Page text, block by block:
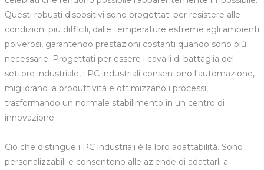
Questi robusti dispositivi sono progettati per resistere alle
condizioni più difficili, dalle temperature estreme agli ambienti
polverosi, garantendo prestazioni costanti quando sono più
necessarie. Progettati per essere i cavalli di battaglia del
settore industriale, i PC industriali consentono l'automazione,
migliorano la produttività e ottimizzano i processi,
trasformando un normale stabilimento in un centro di
innovazione.
Ciò che distingue i PC industriali è la loro adattabilità. Sono
personalizzabili e consentono alle aziende di adattarli a